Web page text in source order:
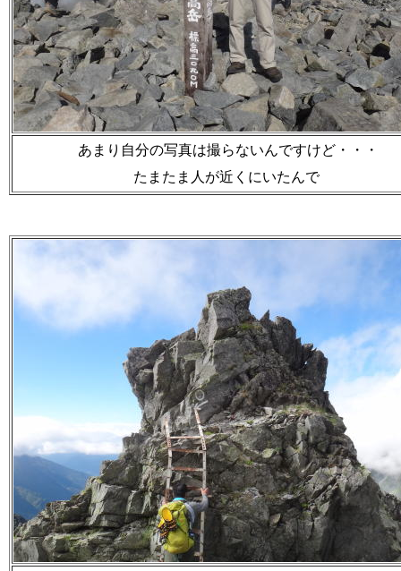
あまり自分の写真は撮らないんですけど・・・
たまたま人が近くにいたんで